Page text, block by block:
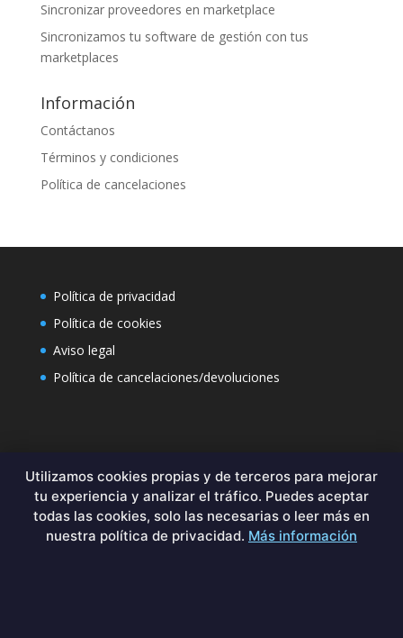
Sincronizar proveedores en marketplace
Sincronizamos tu software de gestión con tus
marketplaces
Información
Contáctanos
Términos y condiciones
Política de cancelaciones
Política de privacidad
Política de cookies
Aviso legal
Política de cancelaciones/devoluciones
Contacto
Formulario de contacto
+34 644029349
sales@binary-hell-labs.com
Utilizamos cookies propias y de terceros para mejorar
tu experiencia y analizar el tráfico. Puedes aceptar
todas las cookies, solo las necesarias o leer más en
nuestra política de privacidad. Más información